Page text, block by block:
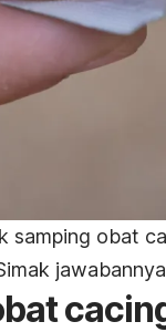
samping obat